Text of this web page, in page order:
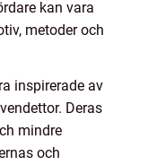
kan vara
metoder och
inspirerade av
Deras
mindre
och